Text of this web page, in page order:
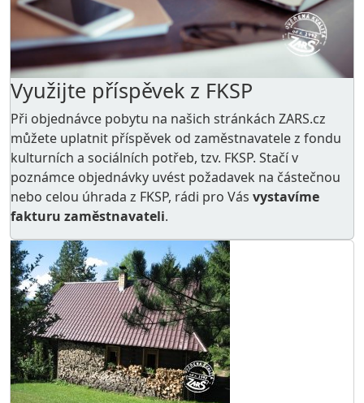
Využijte příspěvek z FKSP
Při objednávce pobytu na našich stránkách ZARS.cz
můžete uplatnit příspěvek od zaměstnavatele z fondu
kulturních a sociálních potřeb, tzv. FKSP. Stačí v
poznámce objednávky uvést požadavek na částečnou
nebo celou úhrada z FKSP, rádi pro Vás vystavíme
fakturu zaměstnavateli.